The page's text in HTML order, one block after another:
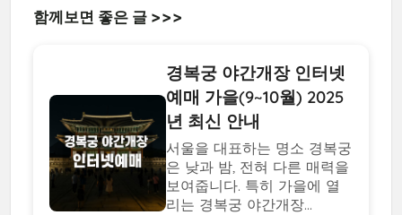
함께보면 좋은 글 >>>
경복궁 야간개장 인터넷
예매 가을(9~10월) 2025
년 최신 안내
서울을 대표하는 명소 경복궁
은 낮과 밤, 전혀 다른 매력을
보여줍니다. 특히 가을에 열
리는 경복궁 야간개장...